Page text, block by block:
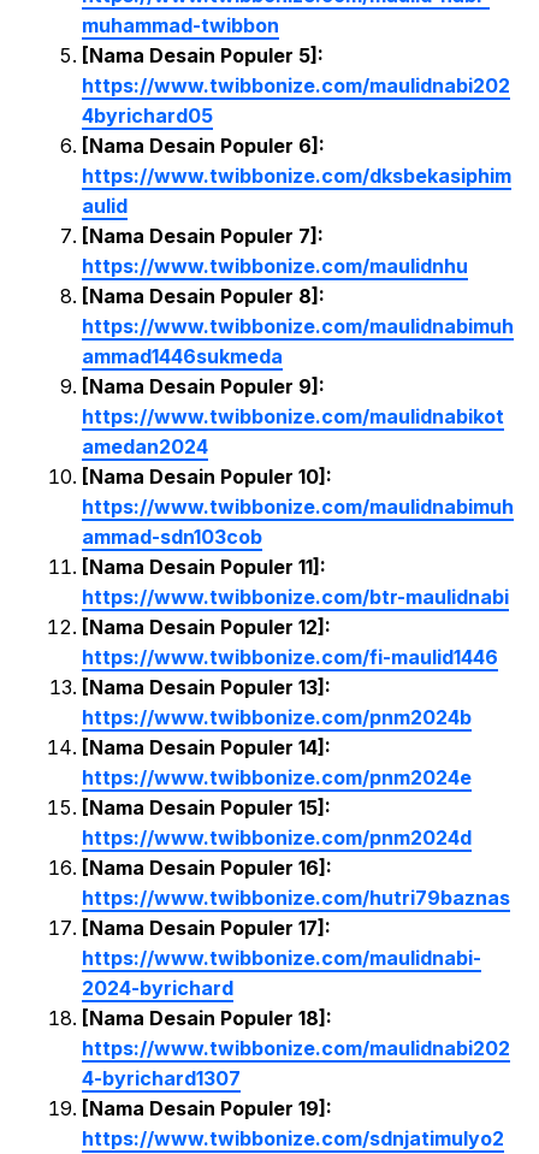
muhammad-twibbon
[Nama Desain Populer 5]:
https://www.twibbonize.com/maulidnabi202
4byrichard05
[Nama Desain Populer 6]:
https://www.twibbonize.com/dksbekasiphim
aulid
[Nama Desain Populer 7]:
https://www.twibbonize.com/maulidnhu
[Nama Desain Populer 8]:
https://www.twibbonize.com/maulidnabimuh
ammad1446sukmeda
[Nama Desain Populer 9]:
https://www.twibbonize.com/maulidnabikot
amedan2024
[Nama Desain Populer 10]:
https://www.twibbonize.com/maulidnabimuh
ammad-sdn103cob
[Nama Desain Populer 11]:
https://www.twibbonize.com/btr-maulidnabi
[Nama Desain Populer 12]:
https://www.twibbonize.com/fi-maulid1446
[Nama Desain Populer 13]:
https://www.twibbonize.com/pnm2024b
[Nama Desain Populer 14]:
https://www.twibbonize.com/pnm2024e
[Nama Desain Populer 15]:
https://www.twibbonize.com/pnm2024d
[Nama Desain Populer 16]:
https://www.twibbonize.com/hutri79baznas
[Nama Desain Populer 17]:
https://www.twibbonize.com/maulidnabi-
2024-byrichard
[Nama Desain Populer 18]:
https://www.twibbonize.com/maulidnabi202
4-byrichard1307
[Nama Desain Populer 19]:
https://www.twibbonize.com/sdnjatimulyo2